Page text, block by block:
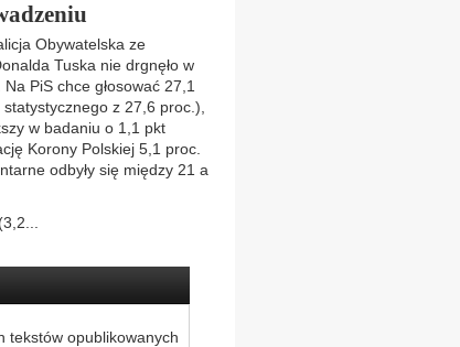
Obywatelska ze
Tuska nie drgnęło w
PiS chce głosować 27,1
z 27,6 proc.),
w badaniu o 1,1 pkt
Korony Polskiej 5,1 proc.
odbyły się między 21 a
tekstów opublikowanych